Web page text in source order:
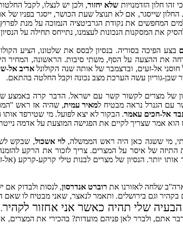
חלון הזדמנויות שלא יחזור, ולכן יש לנצלו, לקבל
שייסגר, אם לא תנוצל שעת הכושר, ייסגר בפניו של
המחפשים את נקודת הגרביטציה הנמוכה על מנת
את המסקנות הנכונות לעצמנו, נתייחס תחילה על
בצע הפיכה בסוריה. בנסיון לבסס את שלטונו, הציע
על הסף, משתי סיבות. הראשונה, המחיר היקר. השניה,
חוסני אל-זעים, ובדצמבר של אותה שנה הקולונל אדיב אל-
שבן-גוריון עשה הערכת מצב נכונה וקבל החלטה בהתאם.
עם ישראל. הדבר קרה באמצע שנות ה-‏60 של המאה שעברה. בשנים 1965/6 הצליח ''המוסד'' לקשור
עם הגנרל נראה מבטיח למאיר עמית, שהיה אז ראש
אל-חכים עאמר. הבקור לא יצא לפועל. מי שטירפד
הוא אמר שצריך לקיים את הפגישה המוצעת על אדמה
מי ששגה כאן היה ראש הממשלה, לוי אשכול, שבקש
של איסר על המצרים. צריך לזכור את הרקע
(של הימים ההם) הטריד אותו יותר. הנסיון של מצרים לבנות
רוברט אנדרסון, לנסות ולבדוק אם
וגם בירושלים. ותאמר לנאצר, שאני מבטיח לו
הבעיה שלי תהיה כאשר אני אחזור לקהיר
אתם, ולברר לאן פניהם מועדות? בהכירי את המצרים,